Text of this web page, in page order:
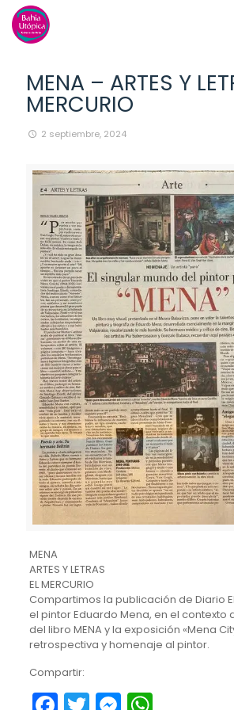
MENA – ARTES Y
MERCURIO
2 septiembre, 2024
MENA
ARTES Y LETRAS
EL MERCURIO
Compartimos la publicación de Diario
el pintor Eduardo Mena, en el contexto
del libro MENA y la exposición «Mena
retrospectiva y homenaje al pintor.
Compartir: